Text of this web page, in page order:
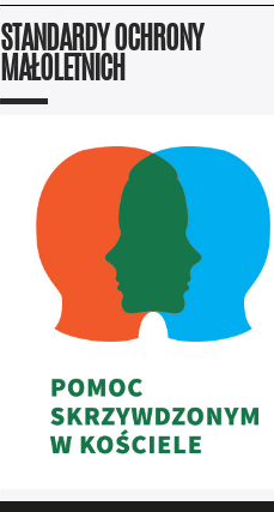
STANDARDY OCHRONY
MAŁOLETNICH